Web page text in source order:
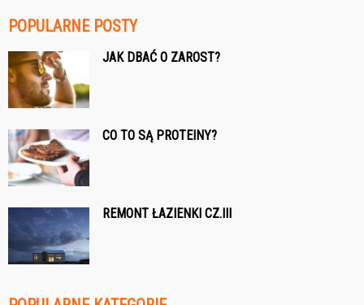
POPULARNE POSTY
JAK DBAĆ O ZAROST?
CO TO SĄ PROTEINY?
REMONT ŁAZIENKI CZ.III